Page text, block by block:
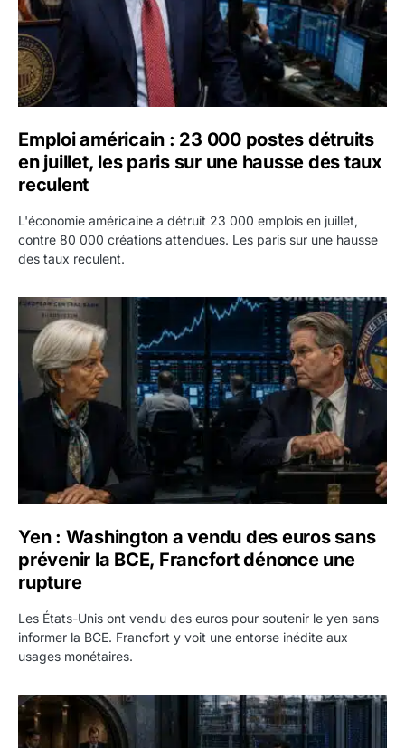
Emploi américain : 23 000 postes détruits
en juillet, les paris sur une hausse des taux
reculent
L'économie américaine a détruit 23 000 emplois en juillet,
contre 80 000 créations attendues. Les paris sur une hausse
des taux reculent.
Yen : Washington a vendu des euros sans prévenir la
Yen : Washington a vendu des euros sans
prévenir la BCE, Francfort dénonce une
rupture
Les États-Unis ont vendu des euros pour soutenir le yen sans
informer la BCE. Francfort y voit une entorse inédite aux
usages monétaires.
Jane Street négocie le transfert de 11 milliards de